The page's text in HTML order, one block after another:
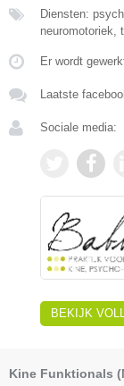
Diensten:
neuromotoriek,
Er wordt
Laatste
Sociale media:
BEKIJK
Kine Funktionals